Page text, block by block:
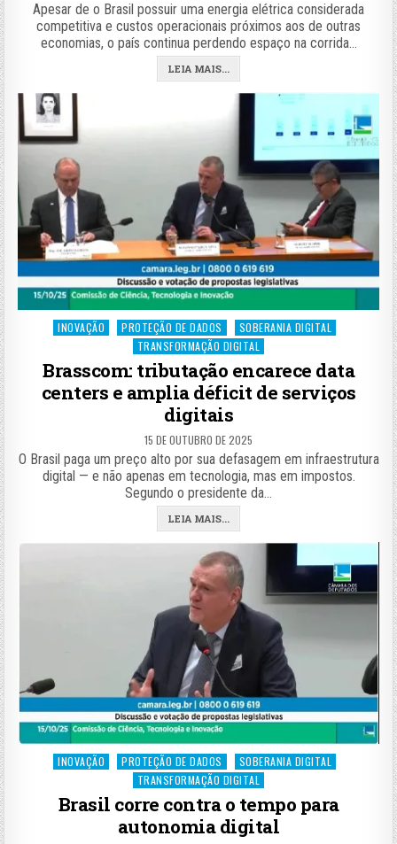
Apesar de o Brasil possuir uma energia elétrica considerada
competitiva e custos operacionais próximos aos de outras
economias, o país continua perdendo espaço na corrida…
LEIA MAIS...
Posted
INOVAÇÃO PROTEÇÃO DE DADOS
SOBERANIA DIGITAL
TRANSFORMAÇÃO DIGITAL
Brasscom: tributação encarece data
centers e amplia déficit de serviços
digitais
15 DE OUTUBRO DE 2025
O Brasil paga um preço alto por sua defasagem em infraestrutura
digital — e não apenas em tecnologia, mas em impostos.
Segundo o presidente da…
LEIA MAIS...
Posted
INOVAÇÃO PROTEÇÃO DE DADOS
SOBERANIA DIGITAL
TRANSFORMAÇÃO DIGITAL
Brasil corre contra o tempo para
autonomia digital